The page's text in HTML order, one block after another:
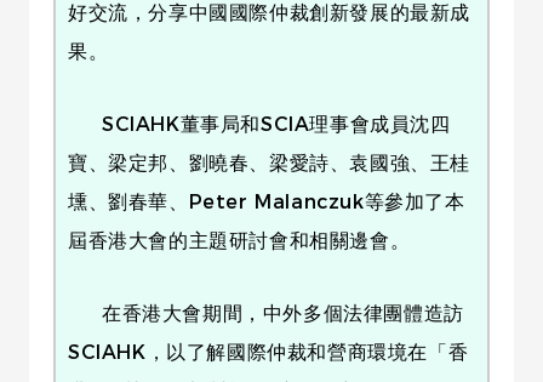
好交流，分享中國國際仲裁創新發展的最新成
果。
SCIAHK董事局和SCIA理事會成員沈四
寶、梁定邦、劉曉春、梁愛詩、袁國強、王桂
壎、劉春華、Peter Malanczuk等參加了本
屆香港大會的主題研討會和相關邊會。
在香港大會期間，中外多個法律團體造訪
SCIAHK，以了解國際仲裁和營商環境在「香